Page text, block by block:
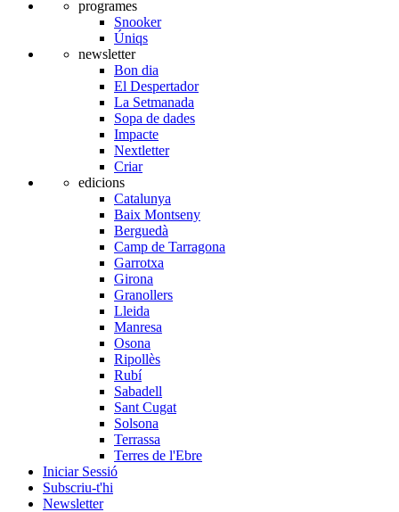
programes
Snooker
Úniqs
newsletter
Bon dia
El Despertador
La Setmanada
Sopa de dades
Impacte
Nextletter
Criar
edicions
Catalunya
Baix Montseny
Berguedà
Camp de Tarragona
Garrotxa
Girona
Granollers
Lleida
Manresa
Osona
Ripollès
Rubí
Sabadell
Sant Cugat
Solsona
Terrassa
Terres de l'Ebre
Iniciar Sessió
Subscriu-t'hi
Newsletter